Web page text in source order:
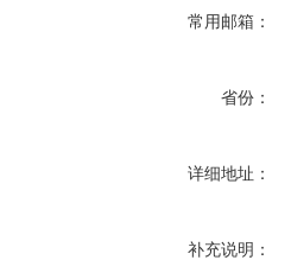
常用邮箱：
省份：
详细地址：
补充说明：